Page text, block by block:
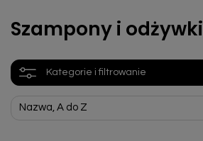
Szampony i odżywki
Kategorie i filtrowanie